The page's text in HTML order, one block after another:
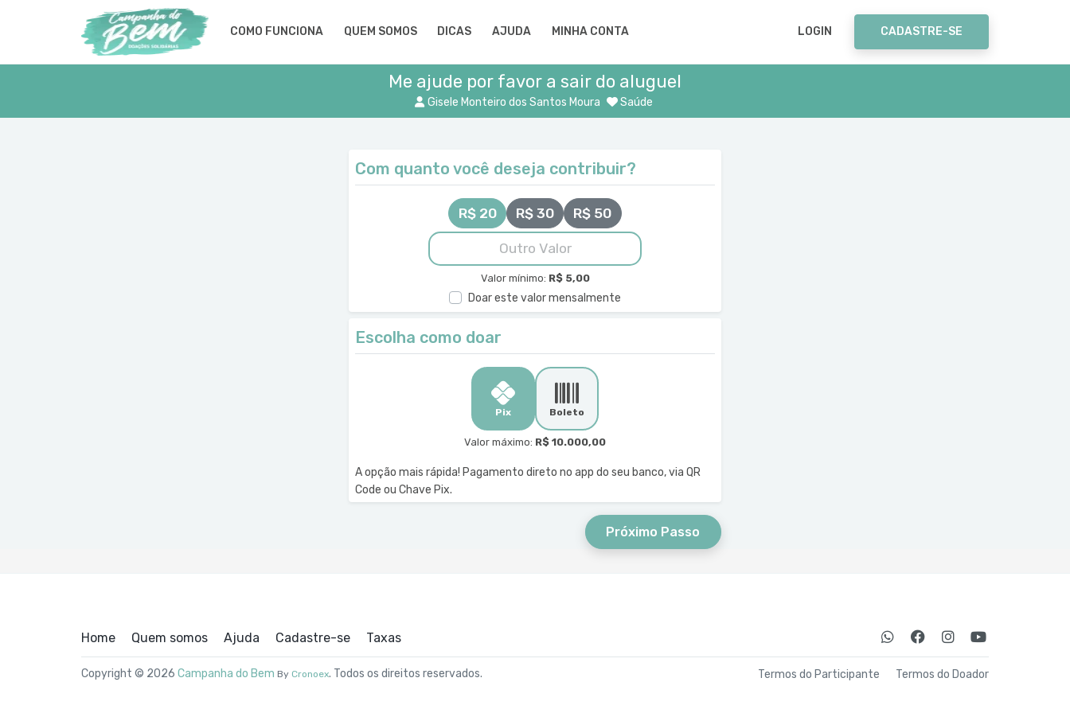
COMO FUNCIONA QUEM SOMOS DICAS AJUDA MINHA CONTA LOGIN CADASTRE-SE
Me ajude por favor a sair do aluguel
Gisele Monteiro dos Santos Moura Saúde
Com quanto você deseja contribuir?
R$ 20 R$ 30 R$ 50
Valor mínimo: R$ 5,00
Doar este valor mensalmente
Escolha como doar
Pix Boleto
Valor máximo: R$ 10.000,00
A opção mais rápida! Pagamento direto no app do seu banco, via QR
Code ou Chave Pix.
Próximo Passo
Home Quem somos Ajuda Cadastre-se Taxas
Copyright © 2026 Campanha do Bem By Cronoex. Todos os direitos reservados. Termos do Participante Termos do Doador